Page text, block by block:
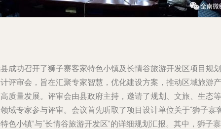
成功召开了狮子寨客家特色小镇及长情谷旅游开发区项目规划
评审会，旨在汇聚专家智慧，优化建设方案，推动区域旅游产
质量发展。评审会由县政府主持，邀请了规划、文旅、生态等
域专家参与评审。会议首先听取了项目设计单位关于“狮子寨
色小镇”与“长情谷旅游开发区”的详细规划汇报。其中，狮子寨